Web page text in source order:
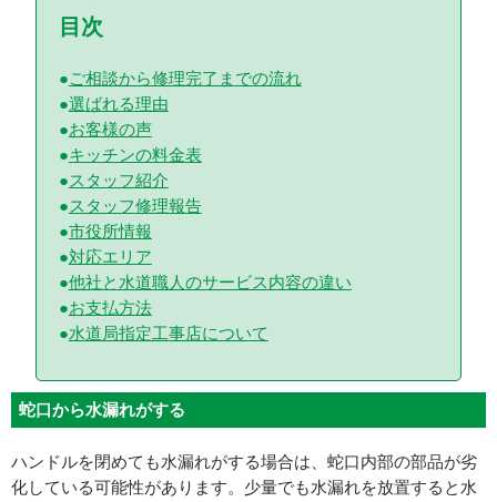
目次
ご相談から修理完了までの流れ
選ばれる理由
お客様の声
キッチンの料金表
スタッフ紹介
スタッフ修理報告
市役所情報
対応エリア
他社と水道職人のサービス内容の違い
お支払方法
水道局指定工事店について
蛇口から水漏れがする
ハンドルを閉めても水漏れがする場合は、蛇口内部の部品が劣
化している可能性があります。少量でも水漏れを放置すると水